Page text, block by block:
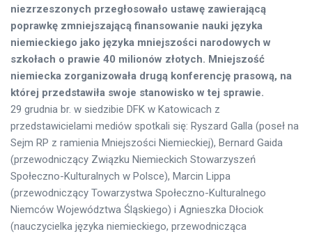
niezrzeszonych przegłosowało ustawę zawierającą
poprawkę zmniejszającą finansowanie nauki języka
niemieckiego jako języka mniejszości narodowych w
szkołach o prawie 40 milionów złotych. Mniejszość
niemiecka zorganizowała drugą konferencję prasową, na
której przedstawiła swoje stanowisko w tej sprawie.
29 grudnia br. w siedzibie DFK w Katowicach z
przedstawicielami mediów spotkali się: Ryszard Galla (poseł na
Sejm RP z ramienia Mniejszości Niemieckiej), Bernard Gaida
(przewodniczący Związku Niemieckich Stowarzyszeń
Społeczno-Kulturalnych w Polsce), Marcin Lippa
(przewodniczący Towarzystwa Społeczno-Kulturalnego
Niemców Województwa Śląskiego) i Agnieszka Dłociok
(nauczycielka języka niemieckiego, przewodnicząca